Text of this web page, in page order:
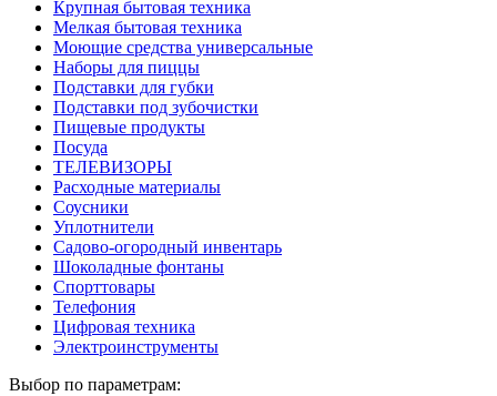
Крупная бытовая техника
Мелкая бытовая техника
Моющие средства универсальные
Наборы для пиццы
Подставки для губки
Подставки под зубочистки
Пищевые продукты
Посуда
ТЕЛЕВИЗОРЫ
Расходные материалы
Соусники
Уплотнители
Садово-огородный инвентарь
Шоколадные фонтаны
Спорттовары
Телефония
Цифровая техника
Электроинструменты
Выбор по параметрам: